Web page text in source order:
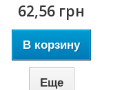
62,56 грн
В корзину
Еще